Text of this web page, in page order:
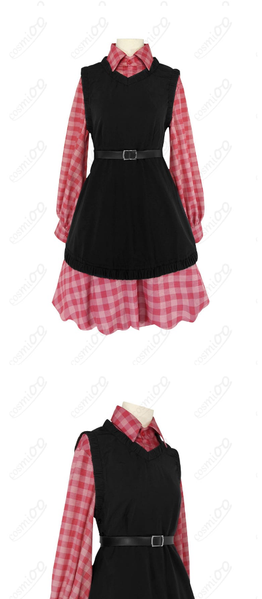
新品未使用
手洗い推奨、漂白不可
『25時、ナイトコードで。』のメンバーで作曲担当。静かで繊
細、自己犠牲的な傾向があり、“人を救う曲”を作ることを信条に、
深夜にオンラインで創作活動を続けている。
キャラクター設定：本件は『カトラリー（25時、ナイトコード
で。× 初音ミク）』をモチーフにしたコスプレ衣装。プロセカ実
装のボーカロイド楽曲『カトラリー』のユニット×初音ミク版に合
わせたライブ／MV表現を再現するもので、宵崎奏の落ち着いた佇
まい・モノトーン寄りの世界観に合うデザインとして扱われるこ